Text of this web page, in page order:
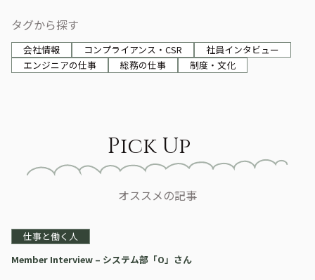
タグから探す
会社情報 コンプライアンス・CSR
社員インタビュー
エンジニアの仕事
総務の仕事 制度・文化
Pick Up
オススメの記事
仕事と働く人
Member Interview – システム部「O」さん